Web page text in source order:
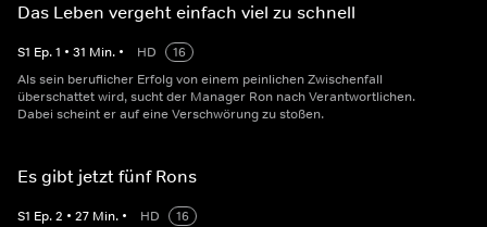
Das Leben vergeht einfach viel zu schnell
S1 Ep.1 • 31 Min. • HD
16
Als sein beruflicher Erfolg von einem peinlichen Zwischenfall
überschattet wird, sucht der Manager Ron nach Verantwortlichen.
Dabei scheint er auf eine Verschwörung zu stoßen.
Es gibt jetzt fünf Rons
S1 Ep.2 • 27 Min. • HD
16